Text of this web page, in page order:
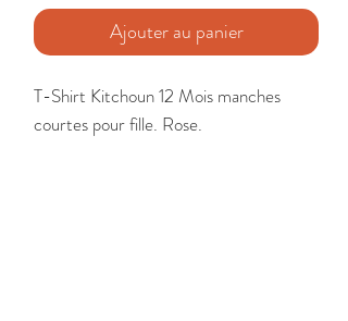
Ajouter au panier
T-Shirt Kitchoun 12 Mois manches
courtes pour fille. Rose.